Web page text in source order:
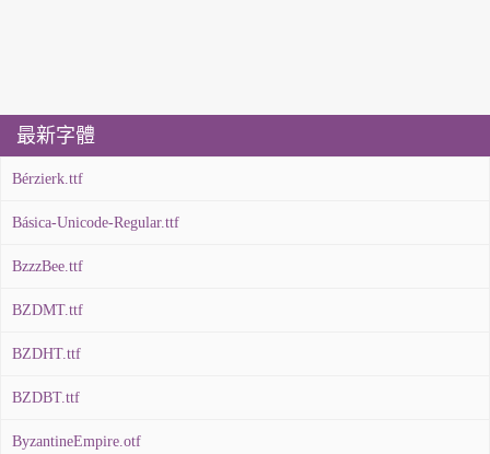
最新字體
Bérzierk.ttf
Básica-Unicode-Regular.ttf
BzzzBee.ttf
BZDMT.ttf
BZDHT.ttf
BZDBT.ttf
ByzantineEmpire.otf